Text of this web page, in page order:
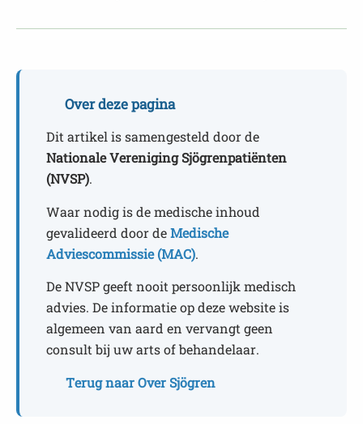
Over deze pagina
Dit artikel is samengesteld door de
Nationale Vereniging Sjögrenpatiënten
(NVSP).
Waar nodig is de medische inhoud
gevalideerd door de Medische
Adviescommissie (MAC).
De NVSP geeft nooit persoonlijk medisch
advies. De informatie op deze website is
algemeen van aard en vervangt geen
consult bij uw arts of behandelaar.
Terug naar Over Sjögren